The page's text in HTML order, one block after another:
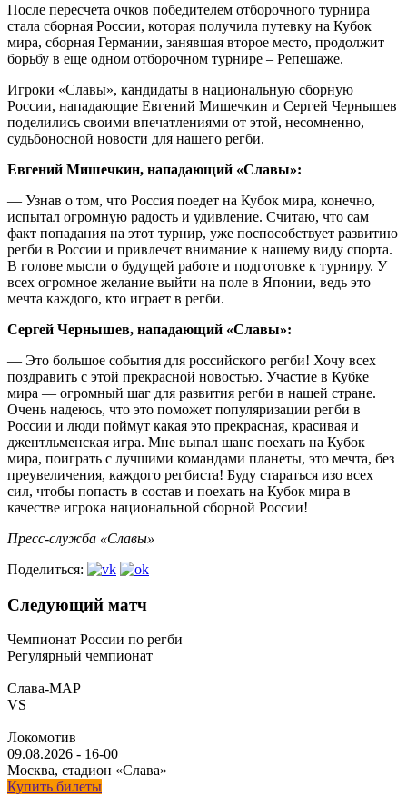
После пересчета очков победителем отборочного турнира
стала сборная России, которая получила путевку на Кубок
мира, сборная Германии, занявшая второе место, продолжит
борьбу в еще одном отборочном турнире – Репешаже.
Игроки «Славы», кандидаты в национальную сборную
России, нападающие Евгений Мишечкин и Сергей Чернышев
поделились своими впечатлениями от этой, несомненно,
судьбоносной новости для нашего регби.
Евгений Мишечкин, нападающий «Славы»:
— Узнав о том, что Россия поедет на Кубок мира, конечно,
испытал огромную радость и удивление. Считаю, что сам
факт попадания на этот турнир, уже поспособствует развитию
регби в России и привлечет внимание к нашему виду спорта.
В голове мысли о будущей работе и подготовке к турниру. У
всех огромное желание выйти на поле в Японии, ведь это
мечта каждого, кто играет в регби.
Сергей Чернышев, нападающий «Славы»:
— Это большое события для российского регби! Хочу всех
поздравить с этой прекрасной новостью. Участие в Кубке
мира — огромный шаг для развития регби в нашей стране.
Очень надеюсь, что это поможет популяризации регби в
России и люди поймут какая это прекрасная, красивая и
джентльменская игра. Мне выпал шанс поехать на Кубок
мира, поиграть с лучшими командами планеты, это мечта, без
преувеличения, каждого регбиста! Буду стараться изо всех
сил, чтобы попасть в состав и поехать на Кубок мира в
качестве игрока национальной сборной России!
Пресс-служба «Славы»
Поделиться:
Следующий матч
Чемпионат России по регби
Регулярный чемпионат
Слава-МАР
VS
Локомотив
09.08.2026 - 16-00
Москва, стадион «Слава»
Купить билеты